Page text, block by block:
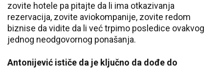
zovite hotele pa pitajte da li ima otkazivanja
rezervacija, zovite aviokompanije, zovite redom
biznise da vidite da li već trpimo posledice ovakvog
jednog neodgovornog ponašanja.
Antonijević ističe da je ključno da dođe do